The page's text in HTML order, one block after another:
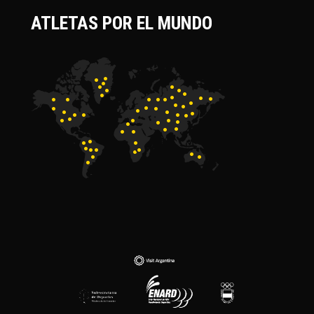
ATLETAS POR EL MUNDO